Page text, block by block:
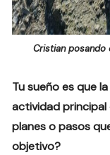
Cristian posando
Tu sueño es que
actividad
planes o pasos
objetivo?